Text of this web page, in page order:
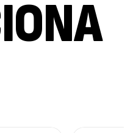
20 Comprimidos